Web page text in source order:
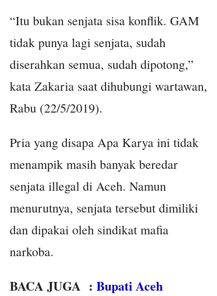
“Itu bukan senjata sisa konflik. GAM
tidak punya lagi senjata, sudah
diserahkan semua, sudah dipotong,”
kata Zakaria saat dihubungi wartawan,
Rabu (22/5/2019).
Pria yang disapa Apa Karya ini tidak
menampik masih banyak beredar
senjata illegal di Aceh. Namun
menurutnya, senjata tersebut dimiliki
dan dipakai oleh sindikat mafia
narkoba.
BACA JUGA : Bupati Aceh